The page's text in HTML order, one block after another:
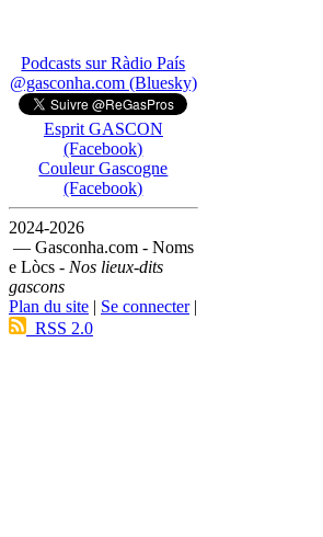
Podcasts sur Ràdio País
@gasconha.com (Bluesky)
Esprit GASCON
(Facebook)
Couleur Gascogne
(Facebook)
2024-2026
— Gasconha.com - Noms
e Lòcs - Nos lieux-dits
gascons
Plan du site | Se connecter|
RSS 2.0